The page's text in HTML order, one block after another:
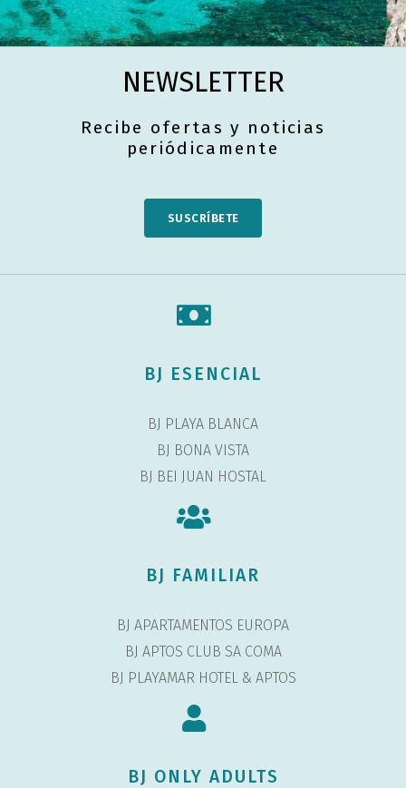
NEWSLETTER
Recibe ofertas y noticias
periódicamente
SUSCRÍBETE
BJ ESENCIAL
BJ PLAYA BLANCA
BJ BONA VISTA
BJ BEI JUAN HOSTAL
BJ FAMILIAR
BJ APARTAMENTOS EUROPA
BJ APTOS CLUB SA COMA
BJ PLAYAMAR HOTEL & APTOS
BJ ONLY ADULTS